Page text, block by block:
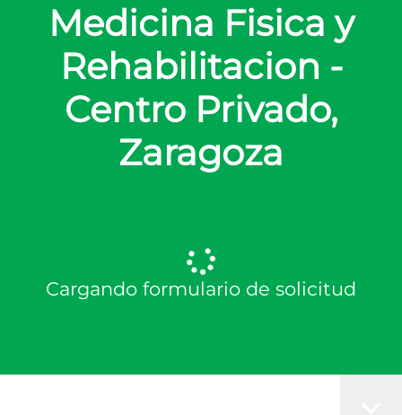
Medicina Fisica y
Rehabilitacion -
Centro Privado,
Zaragoza
Cargando formulario de solicitud